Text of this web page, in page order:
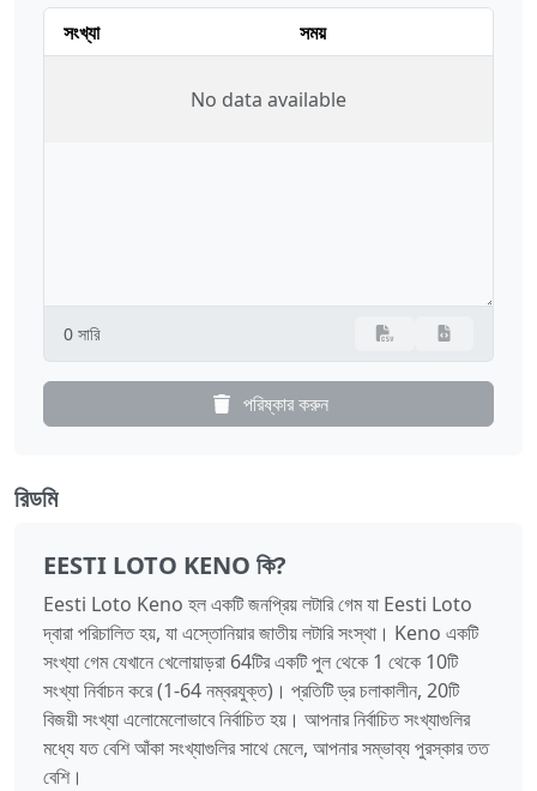
সংখ্যা সময়
No data available
0 সারি
পরিষ্কার করুন
রিডমি
EESTI LOTO KENO কি?
Eesti Loto Keno হল একটি জনপ্রিয় লটারি গেম যা Eesti Loto
দ্বারা পরিচালিত হয়, যা এস্তোনিয়ার জাতীয় লটারি সংস্থা। Keno একটি
সংখ্যা গেম যেখানে খেলোয়াড়রা 64টির একটি পুল থেকে 1 থেকে 10টি
সংখ্যা নির্বাচন করে (1-64 নম্বরযুক্ত)। প্রতিটি ড্র চলাকালীন, 20টি
বিজয়ী সংখ্যা এলোমেলোভাবে নির্বাচিত হয়। আপনার নির্বাচিত সংখ্যাগুলির
মধ্যে যত বেশি আঁকা সংখ্যাগুলির সাথে মেলে, আপনার সম্ভাব্য পুরস্কার তত
বেশি।